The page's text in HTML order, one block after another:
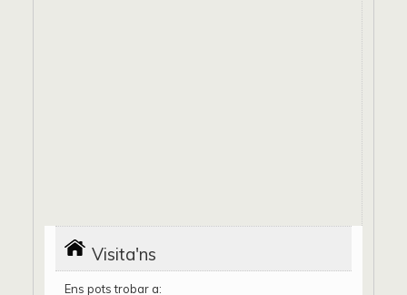
Visita'ns
Ens pots trobar a: